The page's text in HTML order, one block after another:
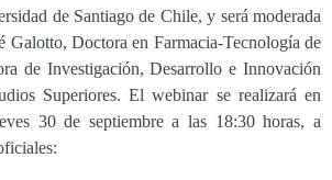
de Santiago de Chile, y será moderada
Galotto, Doctora en Farmacia-Tecnología de
de Investigación, Desarrollo e Innovación
Superiores. El webinar se realizará en
30 de septiembre a las 18:30 horas, a